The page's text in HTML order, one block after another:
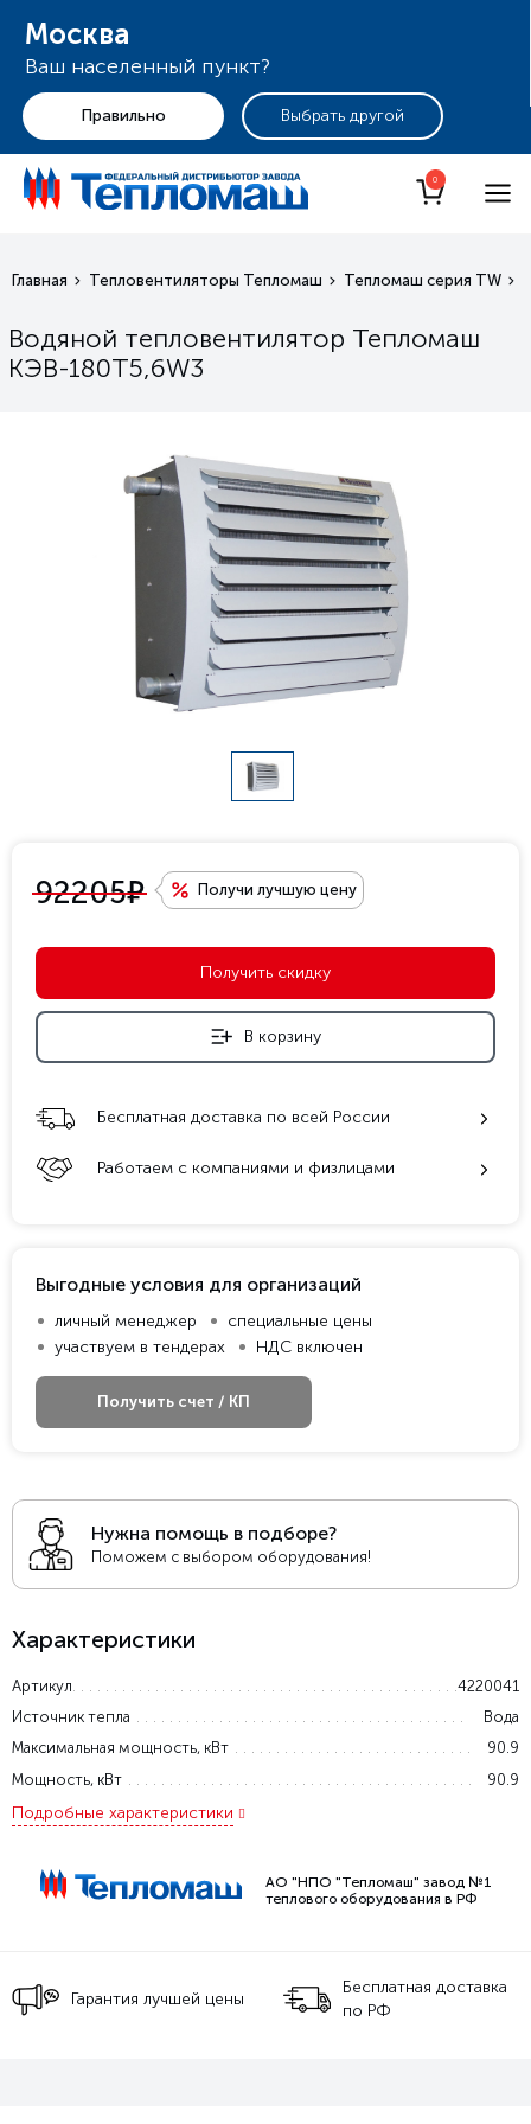
Москва
Ваш населенный пункт?
+7 (495) 255-19-29
0
Главная Тепловентиляторы Тепломаш Тепломаш серия TW
Водяной тепловентилятор Тепломаш
КЭВ-180Т5,6W3
Нужна помощь в подборе?
Поможем с выбором оборудования!
Характеристики
Артикул
4220041
Источник тепла
Вода
Максимальная мощность, кВт
90.9
Мощность, кВт
90.9
Подробные характеристики
АО "НПО "Тепломаш" завод №1
теплового оборудования в РФ
92205е Получи лучшую цену
Получить скидку
В корзину
Бесплатная доставка по всей России
Работаем с компаниями и физлицами
Выгодные условия для организаций
личный менеджер
специальные цены
участвуем в тендерах
НДС включен
Получить счет / КП
Гарантия лучшей цены
Бесплатная доставка
по РФ